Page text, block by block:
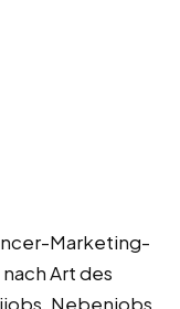
Marketing-
Art des
Nebenjobs